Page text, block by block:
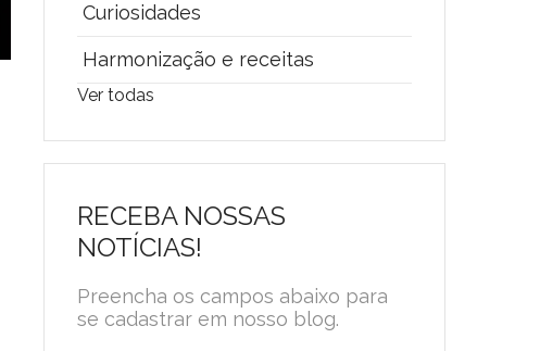
Curiosidades
Harmonização e receitas
Ver todas
RECEBA NOSSAS
NOTÍCIAS!
Preencha os campos abaixo para
se cadastrar em nosso blog.